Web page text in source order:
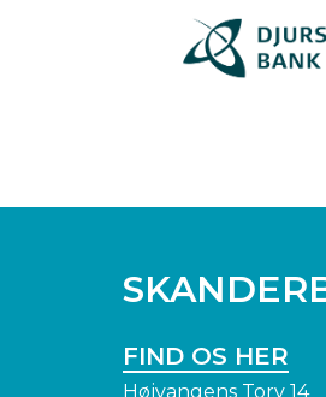
FIND OS HER
Højvangens Torv 14